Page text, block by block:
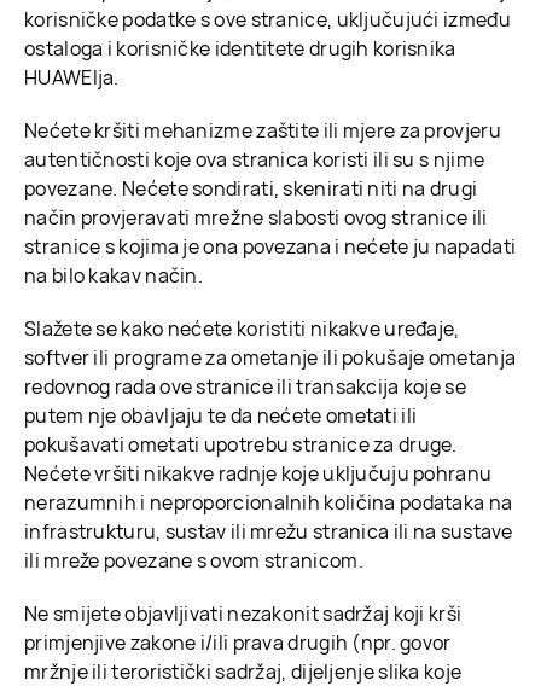
korisničke podatke s ove stranice, uključujući između
ostaloga i korisničke identitete drugih korisnika
HUAWEIja.
Nećete kršiti mehanizme zaštite ili mjere za provjeru
autentičnosti koje ova stranica koristi ili su s njime
povezane. Nećete sondirati, skenirati niti na drugi
način provjeravati mrežne slabosti ovog stranice ili
stranice s kojima je ona povezana i nećete ju napadati
na bilo kakav način.
Slažete se kako nećete koristiti nikakve uređaje,
softver ili programe za ometanje ili pokušaje ometanja
redovnog rada ove stranice ili transakcija koje se
putem nje obavljaju te da nećete ometati ili
pokušavati ometati upotrebu stranice za druge.
Nećete vršiti nikakve radnje koje uključuju pohranu
nerazumnih i neproporcionalnih količina podataka na
infrastrukturu, sustav ili mrežu stranica ili na sustave
ili mreže povezane s ovom stranicom.
Ne smijete objavljivati nezakonit sadržaj koji krši
primjenjive zakone i/ili prava drugih (npr. govor
mržnje ili teroristički sadržaj, dijeljenje slika koje